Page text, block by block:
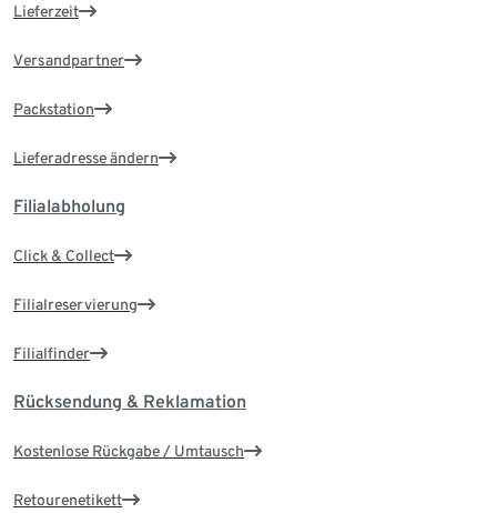
Lieferzeit
Versandpartner
Packstation
Lieferadresse ändern
Filialabholung
Click & Collect
Filialreservierung
Filialfinder
Rücksendung & Reklamation
Kostenlose Rückgabe / Umtausch
Retourenetikett